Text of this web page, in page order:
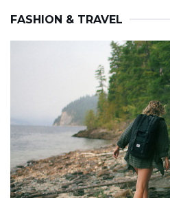
FASHION & TRAVEL